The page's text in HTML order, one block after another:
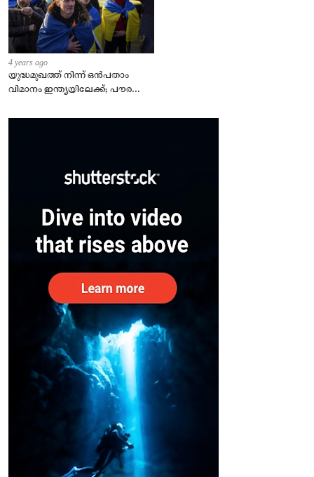
4 years ago
യുദ്ധമുഖത്ത് നിന്ന് ഒൻപതാം
വിമാനം ഇന്ത്യയിലേക്ക്; പൗരന്മാർ
– കേന്ദ്രം